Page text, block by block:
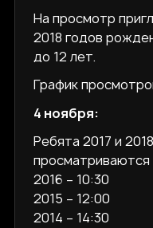
На просмотр
2018 годов
до 12 лет.
График
4 ноября:
Ребята 2017 и
просматриваются
2016 – 10:30
2015 – 12:00
2014 – 14:30